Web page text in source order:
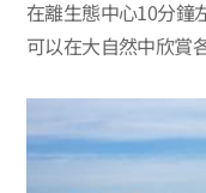
在離生態中心10分鐘
可以在大自然中欣賞